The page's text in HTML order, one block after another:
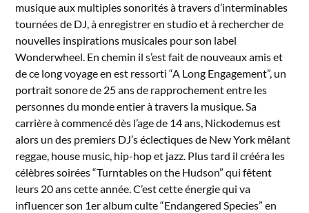
musique aux multiples sonorités à travers d’interminables
tournées de DJ, à enregistrer en studio et à rechercher de
nouvelles inspirations musicales pour son label
Wonderwheel. En chemin il s’est fait de nouveaux amis et
de ce long voyage en est ressorti “A Long Engagement”, un
portrait sonore de 25 ans de rapprochement entre les
personnes du monde entier à travers la musique. Sa
carrière à commencé dès l’age de 14 ans, Nickodemus est
alors un des premiers DJ’s éclectiques de New York mêlant
reggae, house music, hip-hop et jazz. Plus tard il crééra les
célèbres soirées “Turntables on the Hudson” qui fêtent
leurs 20 ans cette année. C’est cette énergie qui va
influencer son 1er album culte “Endangered Species” en